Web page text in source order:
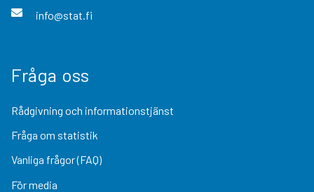
info@stat.fi
Fråga oss
Rådgivning och informationstjänst
Fråga om statistik
Vanliga frågor (FAQ)
För media